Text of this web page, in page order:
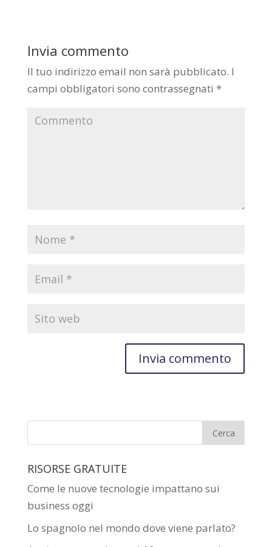
Invia commento
Il tuo indirizzo email non sarà pubblicato. I
campi obbligatori sono contrassegnati *
RISORSE GRATUITE
Come le nuove tecnologie impattano sui
business oggi
Lo spagnolo nel mondo dove viene parlato?